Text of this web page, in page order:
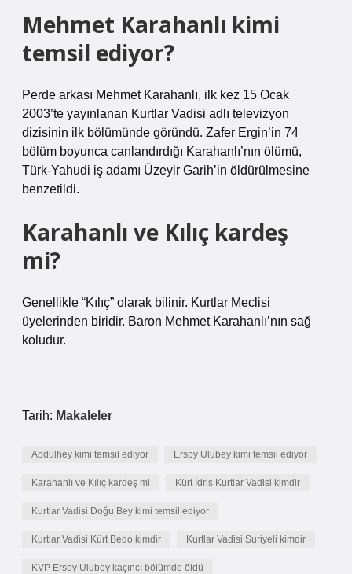
Mehmet Karahanlı kimi
temsil ediyor?
Perde arkası Mehmet Karahanlı, ilk kez 15 Ocak
2003’te yayınlanan Kurtlar Vadisi adlı televizyon
dizisinin ilk bölümünde göründü. Zafer Ergin’in 74
bölüm boyunca canlandırdığı Karahanlı’nın ölümü,
Türk-Yahudi iş adamı Üzeyir Garih’in öldürülmesine
benzetildi.
Karahanlı ve Kılıç kardeş
mi?
Genellikle “Kılıç” olarak bilinir. Kurtlar Meclisi
üyelerinden biridir. Baron Mehmet Karahanlı’nın sağ
koludur.
Tarih: Makaleler
Abdülhey kimi temsil ediyor Ersoy Ulubey kimi temsil ediyor
Karahanlı ve Kılıç kardeş mi Kürt İdris Kurtlar Vadisi kimdir
Kurtlar Vadisi Doğu Bey kimi temsil ediyor
Kurtlar Vadisi Kürt Bedo kimdir Kurtlar Vadisi Suriyeli kimdir
KVP Ersoy Ulubey kaçıncı bölümde öldü